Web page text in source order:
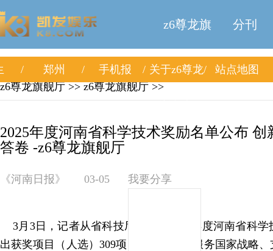
z6尊龙旗
舰厅
分刊
郑州 手机报 关于z6尊龙
站点地图
z6尊龙旗舰厅 >> z6尊龙旗舰厅 >>
2025年度河南省科学技术奖励名单公布
答卷 -z6尊龙旗舰厅
《河南日报》 03-05 我要分享
3月3日，记者从省科技厅获悉，2025年度河南省科学
出获奖项目（人选）309项（人），一批服务国家战略